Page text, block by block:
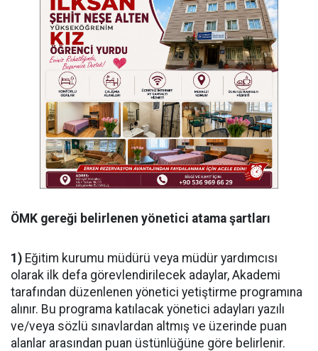
ÖMK gereği belirlenen yönetici atama şartları
1) Eğitim kurumu müdürü veya müdür yardımcısı
olarak ilk defa görevlendirilecek adaylar, Akademi
tarafından düzenlenen yönetici yetiştirme programına
alınır. Bu programa katılacak yönetici adayları yazılı
ve/veya sözlü sınavlardan altmış ve üzerinde puan
alanlar arasından puan üstünlüğüne göre belirlenir.